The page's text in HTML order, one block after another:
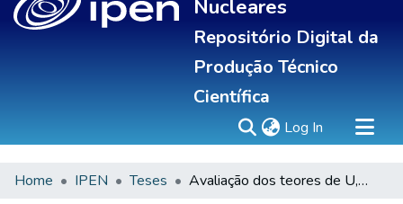
Nucleares
Repositório Digital da
Produção Técnico
Científica
Log In (current)
Sobre
Home IPEN Teses Avaliação dos teores de U, Th, sup(226)Ra, sup(228)Ra, sup(210)Pb e outros elementos de interesse presentes em cogumelos em uma região de elevada radioatividade natural no Brasil